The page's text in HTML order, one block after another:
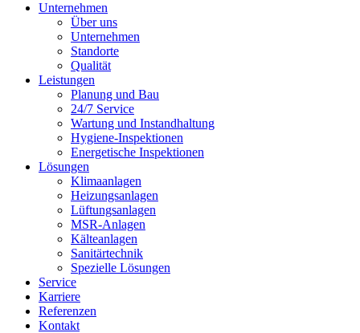
Unternehmen
Über uns
Unternehmen
Standorte
Qualität
Leistungen
Planung und Bau
24/7 Service
Wartung und Instandhaltung
Hygiene-Inspektionen
Energetische Inspektionen
Lösungen
Klimaanlagen
Heizungsanlagen
Lüftungsanlagen
MSR-Anlagen
Kälteanlagen
Sanitärtechnik
Spezielle Lösungen
Service
Karriere
Referenzen
Kontakt